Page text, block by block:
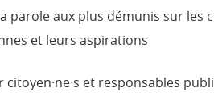
parole aux plus démunis sur les
et leurs aspirations
citoyen·ne·s et responsables